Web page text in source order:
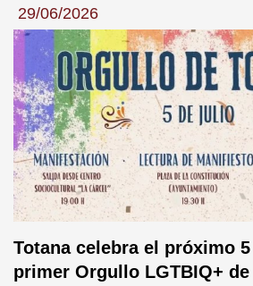
29/06/2026
Totana celebra el próximo
primer Orgullo LGTBIQ+